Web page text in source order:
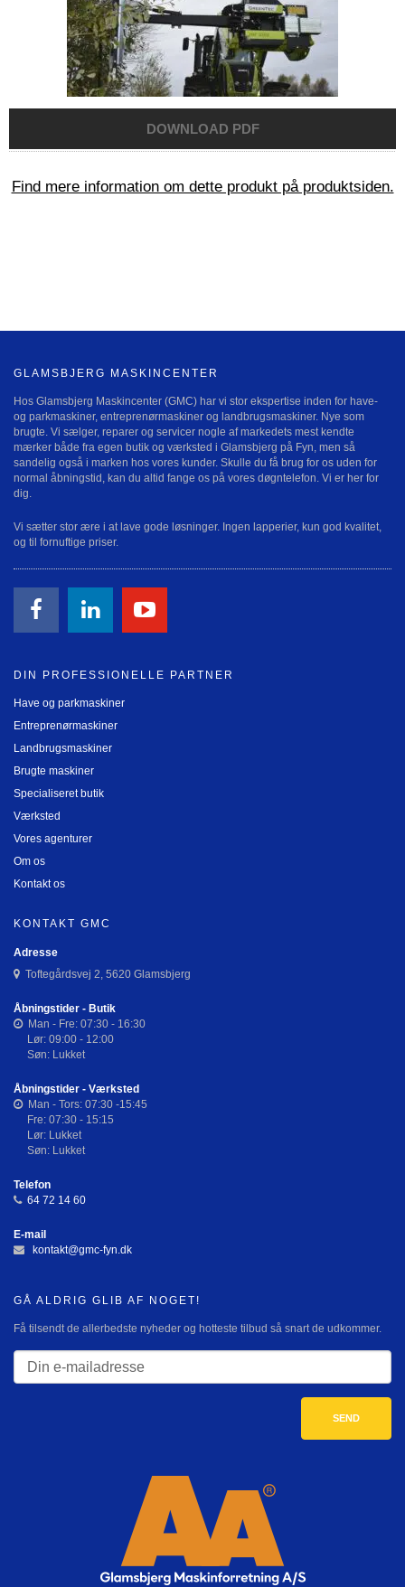
Find mere information om dette produkt på produktsiden.
GLAMSBJERG MASKINCENTER
Hos Glamsbjerg Maskincenter (GMC) har vi stor ekspertise inden for have-
og parkmaskiner, entreprenørmaskiner og landbrugsmaskiner. Nye som
brugte. Vi sælger, reparer og servicer nogle af markedets mest kendte
mærker både fra egen butik og værksted i Glamsbjerg på Fyn, men så
sandelig også i marken hos vores kunder. Skulle du få brug for os uden for
normal åbningstid, kan du altid fange os på vores døgntelefon. Vi er her for
dig.
Vi sætter stor ære i at lave gode løsninger. Ingen lapperier, kun god kvalitet,
og til fornuftige priser.
DIN PROFESSIONELLE PARTNER
Have og parkmaskiner
Entreprenørmaskiner
Landbrugsmaskiner
Brugte maskiner
Specialiseret butik
Værksted
Vores agenturer
Om os
Kontakt os
KONTAKT GMC
Adresse
Toftegårdsvej 2, 5620 Glamsbjerg
Åbningstider - Butik
Man - Fre: 07:30 - 16:30
Lør: 09:00 - 12:00
Søn: Lukket
Åbningstider - Værksted
Man - Tors: 07:30 -15:45
Fre: 07:30 - 15:15
Lør: Lukket
Søn: Lukket
Telefon
64 72 14 60
E-mail
kontakt@gmc-fyn.dk
GÅ ALDRIG GLIB AF NOGET!
Få tilsendt de allerbedste nyheder og hotteste tilbud så snart de udkommer.